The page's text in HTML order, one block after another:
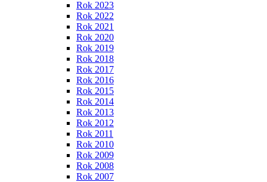
Rok 2023
Rok 2022
Rok 2021
Rok 2020
Rok 2019
Rok 2018
Rok 2017
Rok 2016
Rok 2015
Rok 2014
Rok 2013
Rok 2012
Rok 2011
Rok 2010
Rok 2009
Rok 2008
Rok 2007